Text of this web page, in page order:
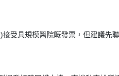
受具規模醫院嘅發票，但建議先